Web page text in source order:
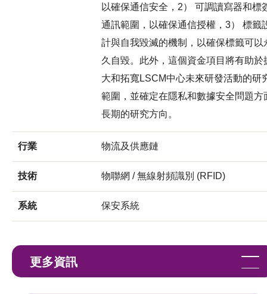
以確保通信安全，2） 可調讀寫器和標
通訊範圍，以確保通信授權，3） 標籤
計與自我毀滅的機制，以確保標籤可以
久自毀。此外，這個資金項目將有助於
大和拓寬LSCM中心未來研發活動的研
範圍，並確定在隱私和數據安全問題方
長期的研究方向。
行業 物流及供應鏈
技術 物聯網 / 無線射頻識別 (RFID)
系統 保安系統
更多資訊